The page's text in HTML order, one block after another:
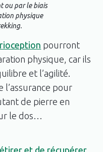
ou par le biais
physique
pourront
physique, car ils
et l’agilité.
l’assurance pour
de pierre en
le dos…
et de récupérer